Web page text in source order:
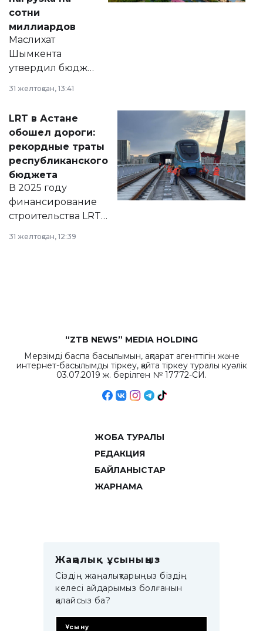
сотни
миллиардов
Маслихат
Шымкента
утвердил бюджет
2028 годы.
документ
появился в базе
нормативных
правовых актов и
на сайте маслихат
города.
31 желтоқсан, 13:41
LRT в Астане
обошел дороги:
рекордные траты
республиканского
бюджета
В 2025 году
финансирование
строительства LRT
республиканского
31 желтоқсан, 12:39
“ZTB NEWS” MEDIA HOLDING
Мерзімді баспа басылымын, ақпарат агенттігін және
интернет-басылымды тіркеу, қайта тіркеу туралы куәлік
03.07.2019 ж. берілген № 17772-СИ.
ЖОБА ТУРАЛЫ
РЕДАКЦИЯ
БАЙЛАНЫСТАР
ЖАРНАМА
Жаңалық ұсыныңыз
Сіздің жаңалықтарыңыз біздің
келесі айдарымыз болғанын
қалайсыз ба?
Ұсыну